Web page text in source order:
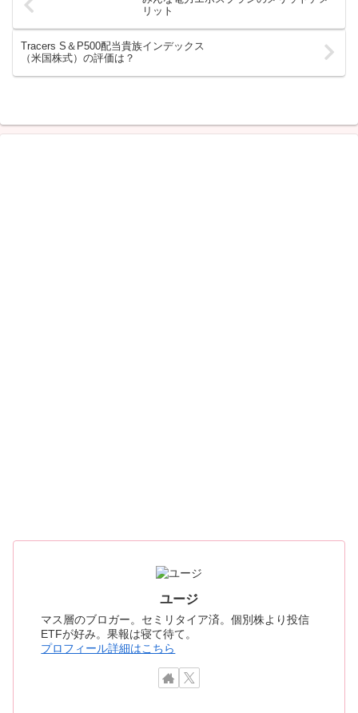
リット
Tracers S＆P500配当貴族インデックス
（米国株式）の評価は？
ユージ
マス層のブロガー。セミリタイア済。個別株より投信
ETFが好み。果報は寝て待て。
プロフィール詳細はこちら